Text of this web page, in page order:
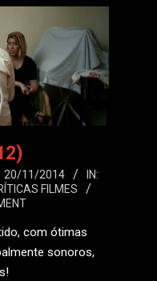
20/11/2014
IN:
FILMES
com ótimas
sonoros,